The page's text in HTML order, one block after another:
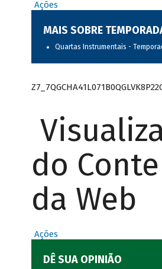
Ações
MAIS SOBRE
Quartas Instrumentais -
do
da Web
Ações
DÊ SUA OPINIÃO